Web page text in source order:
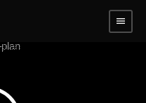
menu